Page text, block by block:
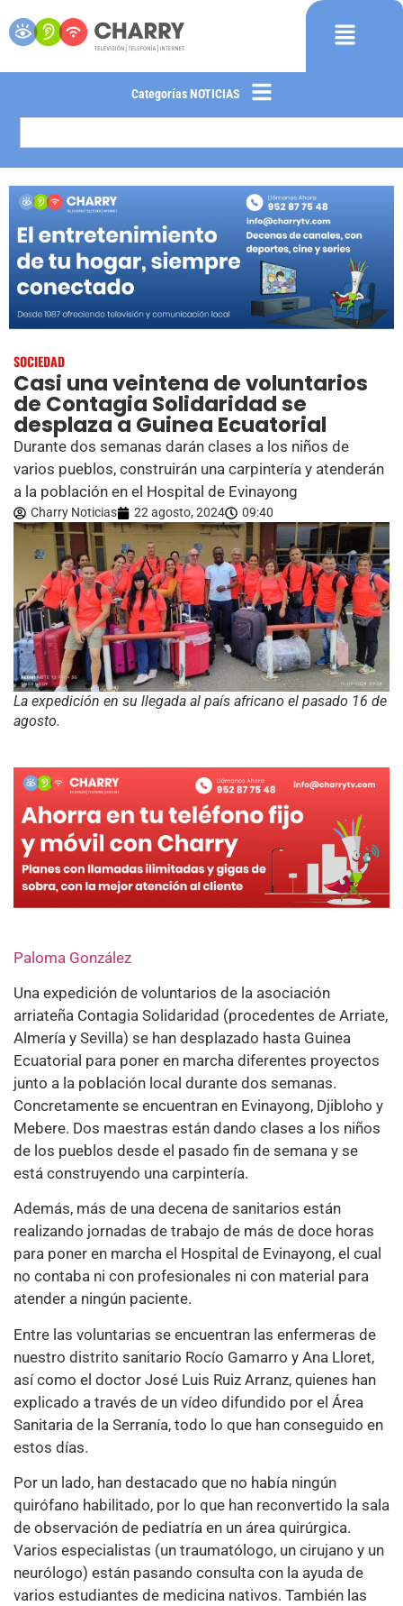
Categorías NOTICIAS
SOCIEDAD
Casi una veintena de voluntarios
de Contagia Solidaridad se
desplaza a Guinea Ecuatorial
Durante dos semanas darán clases a los niños de
varios pueblos, construirán una carpintería y atenderán
a la población en el Hospital de Evinayong
Charry Noticias 22 agosto, 2024 09:40
La expedición en su llegada al país africano el pasado 16 de
agosto.
Paloma González
Una expedición de voluntarios de la asociación
arriateña Contagia Solidaridad (procedentes de Arriate,
Almería y Sevilla) se han desplazado hasta Guinea
Ecuatorial para poner en marcha diferentes proyectos
junto a la población local durante dos semanas.
Concretamente se encuentran en Evinayong, Djibloho y
Mebere. Dos maestras están dando clases a los niños
de los pueblos desde el pasado fin de semana y se
está construyendo una carpintería.
Además, más de una decena de sanitarios están
realizando jornadas de trabajo de más de doce horas
para poner en marcha el Hospital de Evinayong, el cual
no contaba ni con profesionales ni con material para
atender a ningún paciente.
Entre las voluntarias se encuentran las enfermeras de
nuestro distrito sanitario Rocío Gamarro y Ana Lloret,
así como el doctor José Luis Ruiz Arranz, quienes han
explicado a través de un vídeo difundido por el Área
Sanitaria de la Serranía, todo lo que han conseguido en
estos días.
Por un lado, han destacado que no había ningún
quirófano habilitado, por lo que han reconvertido la sala
de observación de pediatría en un área quirúrgica.
Varios especialistas (un traumatólogo, un cirujano y un
neurólogo) están pasando consulta con la ayuda de
varios estudiantes de medicina nativos. También las